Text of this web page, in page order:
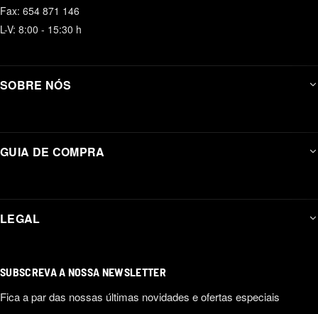
Fax: 654 871 146
L-V: 8:00 - 15:30 h
SOBRE NÓS
GUIA DE COMPRA
LEGAL
SUBSCREVA A NOSSA NEWSLETTER
Fica a par das nossas últimas novidades e ofertas especiais